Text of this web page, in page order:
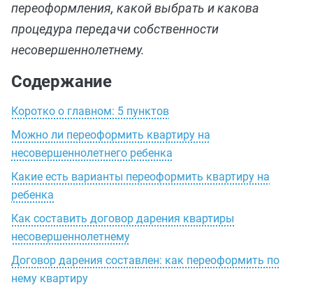
переоформления, какой выбрать и какова
процедура передачи собственности
несовершеннолетнему.
Содержание
Коротко о главном: 5 пунктов
Можно ли переоформить квартиру на
несовершеннолетнего ребенка
Какие есть варианты переоформить квартиру на
ребенка
Как составить договор дарения квартиры
несовершеннолетнему
Договор дарения составлен: как переоформить по
нему квартиру